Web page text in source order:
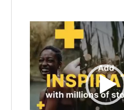
Video
oynatıcı